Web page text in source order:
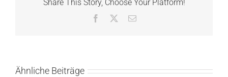
Share This Story, Choose Your Platform!
Facebook
E-
Ähnliche Beiträge